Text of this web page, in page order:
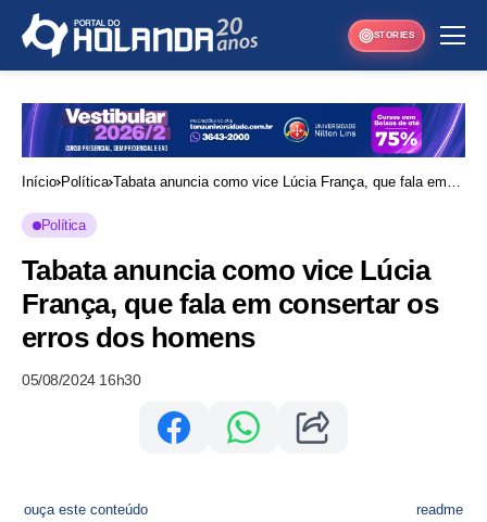
STORIES
Início Política Tabata anuncia como vice Lúcia França, que fala em
Política
Tabata anuncia como vice Lúcia
França, que fala em consertar os
erros dos homens
05/08/2024 16h30
ouça este conteúdo readme